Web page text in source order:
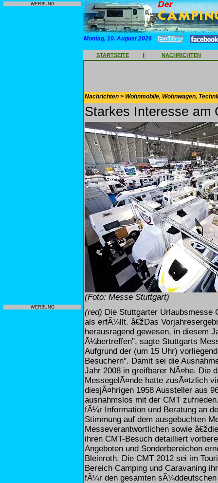
WERBUNG
WERBUNG
Montag, 10. August 2026
STARTSEITE | NACHRICHTEN
Nachrichten > Wohnmobile, Wohnwagen,
Starkes Interesse am
(Foto: Messe Stuttgart)
(red) Die Stuttgarter Urlaubsmesse
als erfÃ¼llt. â€žDas
herausragend gewesen, in diesem
Ã¼bertreffen", sagte Stuttgarts
Aufgrund der (um 15 Uhr)
Besuchern". Damit sei die
Jahr 2008 in greifbarer NÃ¤he. Die
MessegelÃ¤nde hatte zusÃ¤tzlich
diesjÃ¤hrigen 1958 Aussteller aus
ausnahmslos mit der CMT
fÃ¼r Information und Beratung an
Stimmung auf dem ausgebuchten
Messeverantwortlichen sowie
ihren CMT-Besuch detailliert
Angeboten und Sonderbereichen
Bleinroth. Die CMT 2012 sei im
Bereich Camping und Caravaning
fÃ¼r den gesamten sÃ¼ddeutschen